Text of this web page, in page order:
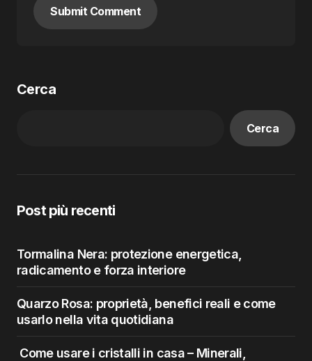
Submit Comment
Cerca
Cerca
Post più recenti
Tormalina Nera: protezione energetica,
radicamento e forza interiore
Quarzo Rosa: proprietà, benefici reali e come
usarlo nella vita quotidiana
Come usare i cristalli in casa – Minerali,